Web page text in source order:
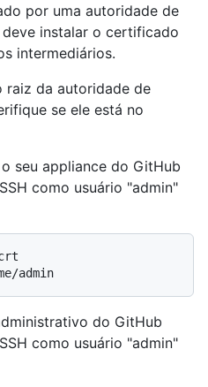
por uma autoridade de
instalar o certificado
intermediários.
raiz da autoridade de
se ele está no
seu appliance do GitHub
como usuário "admin"
do GitHub
como usuário "admin"